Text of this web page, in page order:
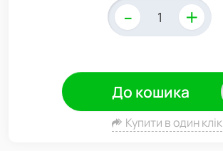
- +
До кошика
Купити в один клік